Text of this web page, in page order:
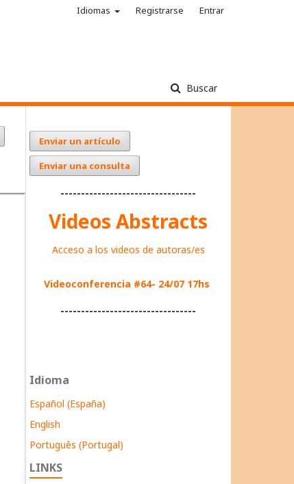
Buscar
Idiomas Registrarse Entrar
Enviar un artículo
Enviar una consulta
---------------------------------
Videos Abstracts
Acceso a los videos de autoras/es
Videoconferencia #64- 24/07 17hs
---------------------------------
Idioma
Español (España)
English
Português (Portugal)
LINKS